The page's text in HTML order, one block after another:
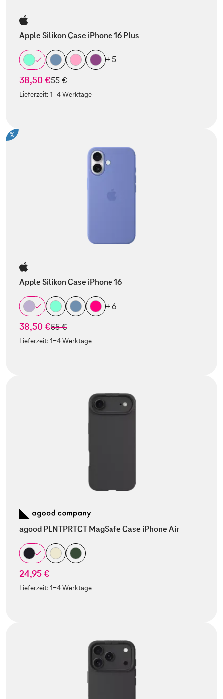
Apple Silikon Case iPhone 16 Plus
+ 5
38,50 €statt
55 €
Lieferzeit:1-4 Werktage
%
Apple Silikon Case iPhone 16
+ 6
38,50 €statt
55 €
Lieferzeit:1-4 Werktage
agood PLNTPRTCT MagSafe Case iPhone Air
24,95 €
Lieferzeit:1-4 Werktage